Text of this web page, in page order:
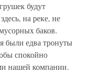
будут
на реке, не
баков.
были едва тронуты
спокойно
нашей компании.